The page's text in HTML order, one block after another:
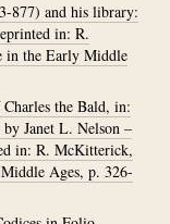
877) and his library:
in: R.
in the Early Middle
the Bald, in:
Janet L. Nelson –
in: R. McKitterick,
Ages, p. 326-